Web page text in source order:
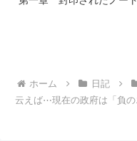
ホーム 日記
云えば⋯現在の政府は「負の